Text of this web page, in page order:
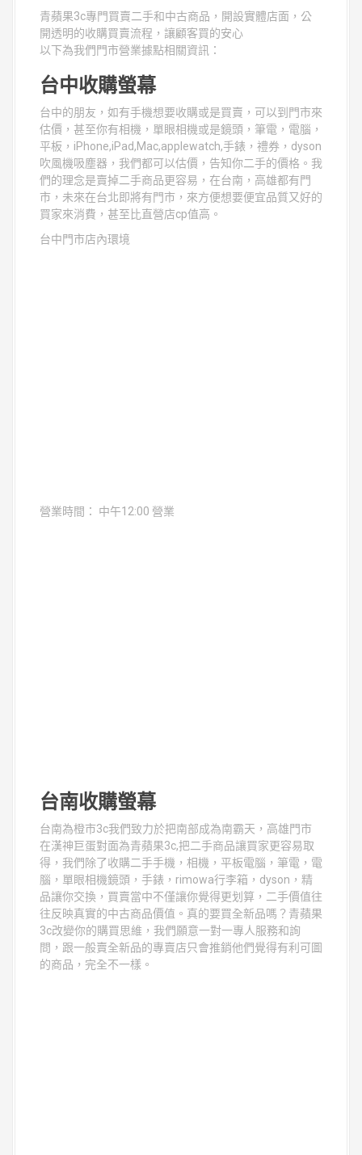
青蘋果3c專門買賣二手和中古商品，開設實體店面，公
開透明的收購買賣流程，讓顧客買的安心
以下為我們門市營業據點相關資訊：
台中收購螢幕
台中的朋友，如有手機想要收購或是買賣，可以到門市來
估價，甚至你有相機，單眼相機或是鏡頭，筆電，電腦，
平板，iPhone,iPad,Mac,applewatch,手錶，禮券，dyson
吹風機吸塵器，我們都可以估價，告知你二手的價格。我
們的理念是賣掉二手商品更容易，在台南，高雄都有門
市，未來在台北即將有門市，來方便想要便宜品質又好的
買家來消費，甚至比直營店cp值高。
台中門市店內環境
營業時間： 中午12:00 營業
台南收購螢幕
台南為橙市3c我們致力於把南部成為南霸天，高雄門市
在漢神巨蛋對面為青蘋果3c,把二手商品讓買家更容易取
得，我們除了收購二手手機，相機，平板電腦，筆電，電
腦，單眼相機鏡頭，手錶，rimowa行李箱，dyson，精
品讓你交換，買賣當中不僅讓你覺得更划算，二手價值往
往反映真實的中古商品價值。真的要買全新品嗎？青蘋果
3c改變你的購買思維，我們願意一對一專人服務和詢
問，跟一般賣全新品的專賣店只會推銷他們覺得有利可圖
的商品，完全不一樣。